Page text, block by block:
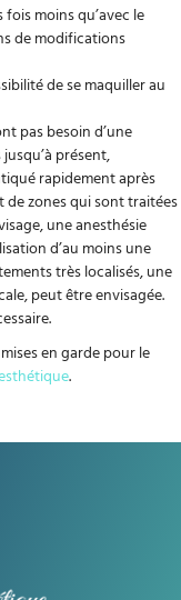
moins qu’avec le
de modifications
de se maquiller au
pas besoin d’une
présent,
rapidement après
de zones qui sont traitées
une anesthésie
d’au moins une
très localisés, une
peut être envisagée.
en garde pour le
.